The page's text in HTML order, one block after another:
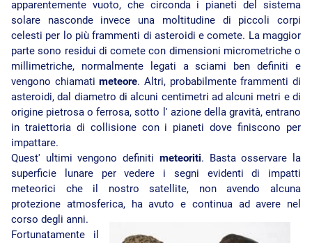
apparentemente vuoto, che circonda i pianeti del sistema
solare nasconde invece una moltitudine di piccoli corpi
celesti per lo più frammenti di asteroidi e comete. La maggior
parte sono residui di comete con dimensioni micrometriche o
millimetriche, normalmente legati a sciami ben definiti e
vengono chiamatimeteore. Altri, probabilmente frammenti di
asteroidi, dal diametro di alcuni centimetri ad alcuni metri e di
origine pietrosa o ferrosa, sotto l' azione della gravità, entrano
in traiettoria di collisione con i pianeti dove finiscono per
impattare.
Quest' ultimi vengono definiti meteoriti. Basta osservare la
superficie lunare per vedere i segni evidenti di impatti
meteorici che il nostro satellite, non avendo alcuna
protezione atmosferica, ha avuto e continua ad avere nel
corso degli anni.
Fortunatamente il